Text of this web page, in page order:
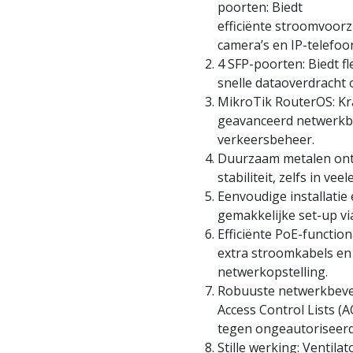
poorten: Biedt
efficiënte
camera’s en IP-
4 SFP-poorten: Biedt
snelle dataoverdracht
MikroTik RouterOS:
geavanceerd
verkeersbeheer.
Duurzaam metalen
stabiliteit, zelfs in
Eenvoudige installatie
gemakkelijke set-up
Efficiënte PoE-
extra stroomkabels
netwerkopstelling.
Robuuste
Access Control Lists
tegen
Stille werking: